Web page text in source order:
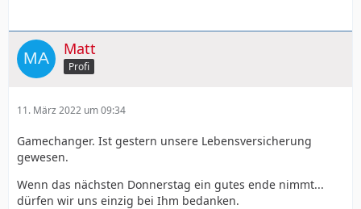
Matt
Profi
11. März 2022 um 09:34
Gamechanger. Ist gestern unsere Lebensversicherung
gewesen.
Wenn das nächsten Donnerstag ein gutes ende nimmt...
dürfen wir uns einzig bei Ihm bedanken.